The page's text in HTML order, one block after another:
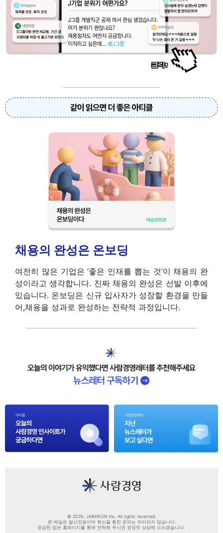
채용의 완성은 온보딩
여전히 많은 기업은 ‘좋은 인재를 뽑는 것’이 채용의 완
성이라고 생각합니다. 진짜 채용의 완성은 선발 이후에
있습니다. 온보딩은 신규 입사자가 성장할 환경을 만들
어,채용을 성과로 완성하는 전략적 과정입니다.
© 2026. JAINWON Inc. All rights reserved.
본 메일은 발신전용이며 회신을 통한 문의는 처리되지 않습니다.
궁금한 점은 홈페이지를 통해 연락해 주시면 정성껏 상담해 드리겠습니다.